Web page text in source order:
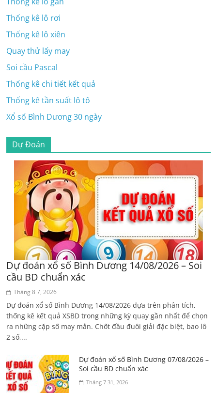
Thống kê lô rơi
Thống kê lô xiên
Quay thử lấy may
Soi cầu Pascal
Thống kê chi tiết kết quả
Thống kê tần suất lô tô
Xổ số Bình Dương 30 ngày
Dự Đoán
Dự đoán xổ số Bình Dương 14/08/2026 – Soi
cầu BD chuẩn xác
Tháng 8 7, 2026
Dự đoán xổ số Bình Dương 14/08/2026 dựa trên phân tích,
thống kê kết quả XSBD trong những kỳ quay gần nhất để chọn
ra những cặp số may mắn. Chốt đầu đuôi giải đặc biệt, bao lô
2 số,...
Dự đoán xổ số Bình Dương 07/08/2026 –
Soi cầu BD chuẩn xác
Tháng 7 31, 2026